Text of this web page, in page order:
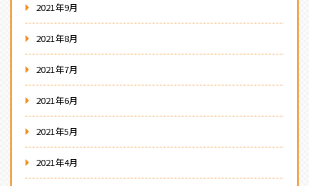
2021年9月
2021年8月
2021年7月
2021年6月
2021年5月
2021年4月